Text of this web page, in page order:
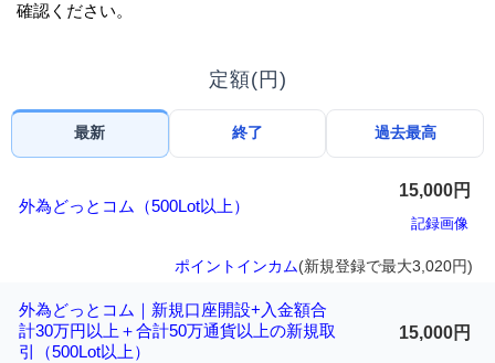
確認ください。
定額(円)
最新 終了 過去最高
外為どっとコム（500Lot以上）
15,000円
記録画像
ポイントインカム(新規登録で最大3,020円)
外為どっとコム｜新規口座開設+入金額合
計30万円以上＋合計50万通貨以上の新規取
引（500Lot以上）
15,000円